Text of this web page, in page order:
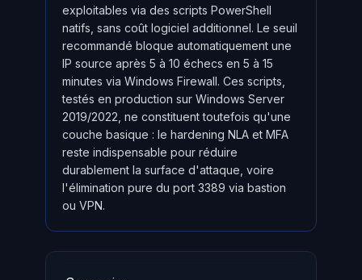
exploitables via des scripts PowerShell
natifs, sans coût logiciel additionnel. Le seuil
recommandé bloque automatiquement une
IP source après 5 à 10 échecs en 5 à 15
minutes via Windows Firewall. Ces scripts,
testés en production sur Windows Server
2019/2022, ne constituent toutefois qu'une
couche basique : le hardening NLA et MFA
reste indispensable pour réduire
durablement la surface d'attaque, voire
l'élimination pure du port 3389 via bastion
ou VPN.